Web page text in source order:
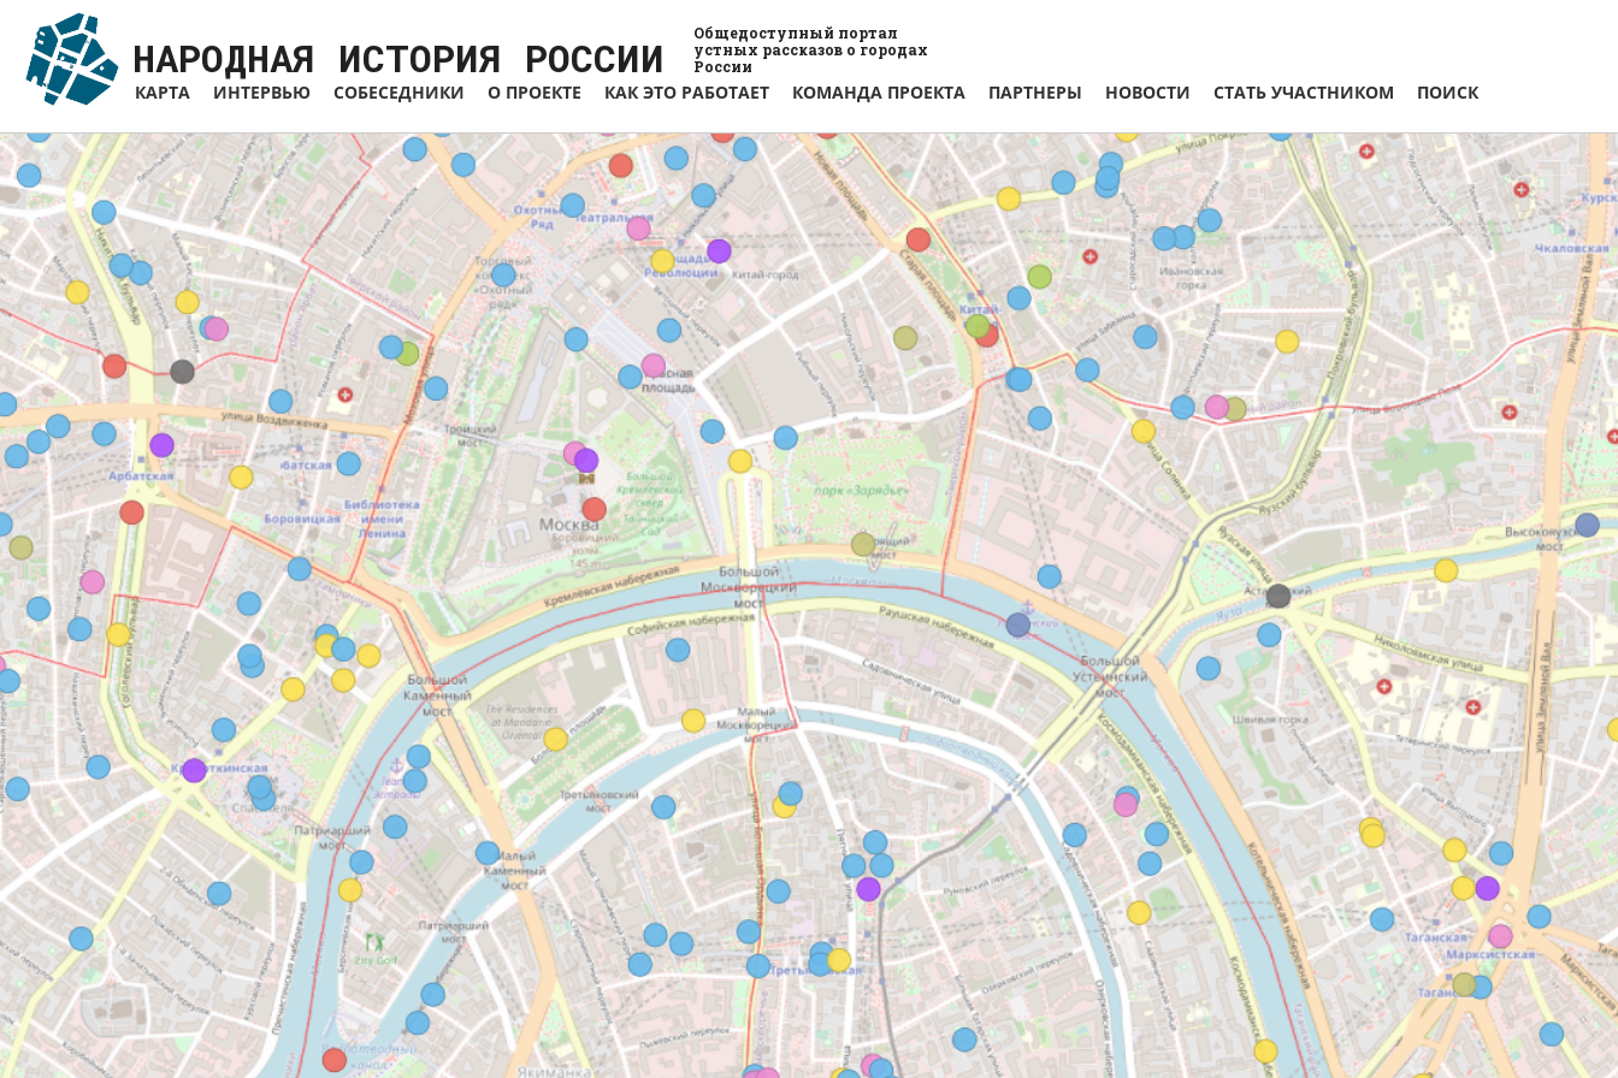
Перейти
основному
содержанию НАРОДНАЯ ИСТОРИЯ РОССИИ
Общедоступный портал
устных рассказов о городах
России
навигация
КАРТА ИНТЕРВЬЮ СОБЕСЕДНИКИ О ПРОЕКТЕ КАК ЭТО РАБОТАЕТ КОМАНДА ПРОЕКТА ПАРТНЕРЫ НОВОСТИ СТАТЬ УЧАСТНИКОМ ПОИСК